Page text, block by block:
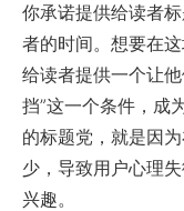
你承诺提供给读者
者的时间。想要在
给读者提供一个让
挡”这一个条件，成
的标题党，就是因
少，导致用户心理
兴趣。